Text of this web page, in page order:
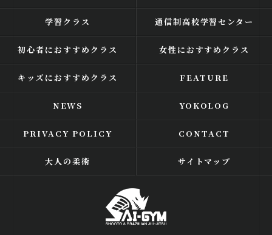
学習クラス 通信制高校学習センター
初心者におすすめクラス 女性におすすめクラス
キッズにおすすめクラス FEATURE
NEWS YOKOLOG
PRIVACY POLICY CONTACT
大人の柔術 サイトマップ